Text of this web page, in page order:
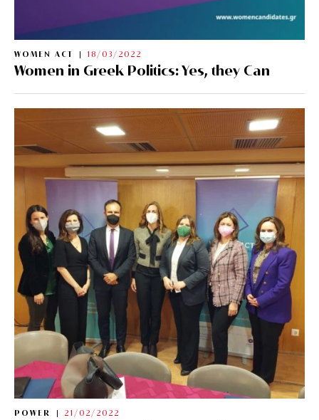
WOMEN ACT 18/03/2022
Women in Greek Politics: Yes, they Can
POWER 21/02/2022